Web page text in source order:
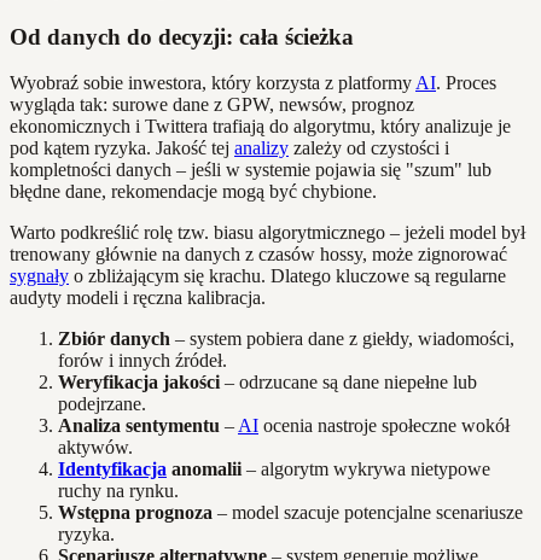
Od danych do decyzji: cała ścieżka
Wyobraź sobie inwestora, który korzysta z platformy AI. Proces
wygląda tak: surowe dane z GPW, newsów, prognoz
ekonomicznych i Twittera trafiają do algorytmu, który analizuje je
pod kątem ryzyka. Jakość tej analizy zależy od czystości i
kompletności danych – jeśli w systemie pojawia się "szum" lub
błędne dane, rekomendacje mogą być chybione.
Warto podkreślić rolę tzw. biasu algorytmicznego – jeżeli model był
trenowany głównie na danych z czasów hossy, może zignorować
sygnały o zbliżającym się krachu. Dlatego kluczowe są regularne
audyty modeli i ręczna kalibracja.
Zbiór danych – system pobiera dane z giełdy, wiadomości,
forów i innych źródeł.
Weryfikacja jakości – odrzucane są dane niepełne lub
podejrzane.
Analiza sentymentu – AI ocenia nastroje społeczne wokół
aktywów.
Identyfikacja anomalii – algorytm wykrywa nietypowe
ruchy na rynku.
Wstępna prognoza – model szacuje potencjalne scenariusze
ryzyka.